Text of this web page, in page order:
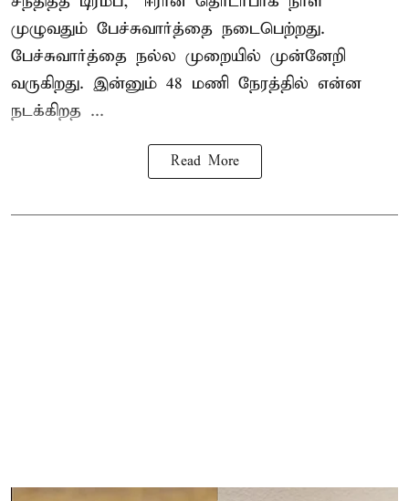
முழுவதும் பேச்சுவார்த்தை நடைபெற்றது.
பேச்சுவார்த்தை நல்ல முறையில் முன்னேறி
வருகிறது. இன்னும் 48 மணி நேரத்தில் என்ன
நடக்கிறத ...
Read More